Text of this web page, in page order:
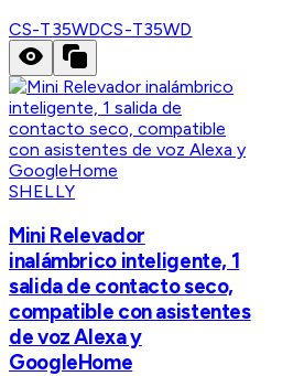
CS-T35WDCS-T35WD
SHELLY
Mini Relevador
inalámbrico inteligente, 1
salida de contacto seco,
compatible con asistentes
de voz Alexa y
GoogleHome